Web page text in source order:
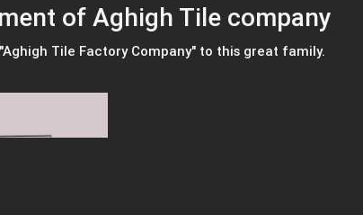
of Aghigh Tile company
Tile Factory Company" to this great family.